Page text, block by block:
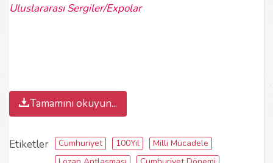
Uluslararası Sergiler/Expolar
Tamamını okuyun...
Etiketler Cumhuriyet 100Yıl
Milli Mücadele